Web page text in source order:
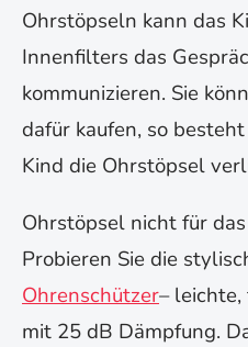
Ohrstöpseln kann das
Innenfilters das
kommunizieren. Sie
dafür kaufen, so
Kind die Ohrstöpsel
Ohrstöpsel nicht für
Probieren Sie die
Ohrenschützer–
mit 25 dB Dämpfung.